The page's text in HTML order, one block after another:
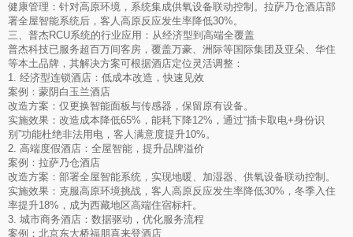
健康管理：针对高原环境，系统集成供氧设备联动控制。拉萨乃仓酒店部
署全屋智能系统后，客人高原反应发生率降低30%。
三、普杰RCU系统的行业应用：从经济型到高端全覆盖
普杰科技已服务超百万间客房，覆盖万豪、洲际等国际集团及亚朵、华住
等本土品牌，其解决方案可根据酒店定位灵活调整：
1. 经济型连锁酒店：低成本改造，快速见效
案例：蒙阴白玉兰酒店
改造方案：仅更换智能面板与传感器，保留原有设备。
实施效果：改造成本降低65%，能耗下降12%，通过“插卡取电+身份识
别”功能杜绝非法用电，客人满意度提升10%。
2. 高端度假酒店：全屋智能，提升品牌溢价
案例：拉萨乃仓酒店
改造方案：部署全屋智能系统，实现地暖、加湿器、供氧设备联动控制。
实施效果：克服高原环境挑战，客人高原反应发生率降低30%，冬季入住
率提升18%，成为西藏地区高端住宿标杆。
3. 城市商务酒店：数据驱动，优化服务流程
案例：北京东大桥福朋喜来登酒店